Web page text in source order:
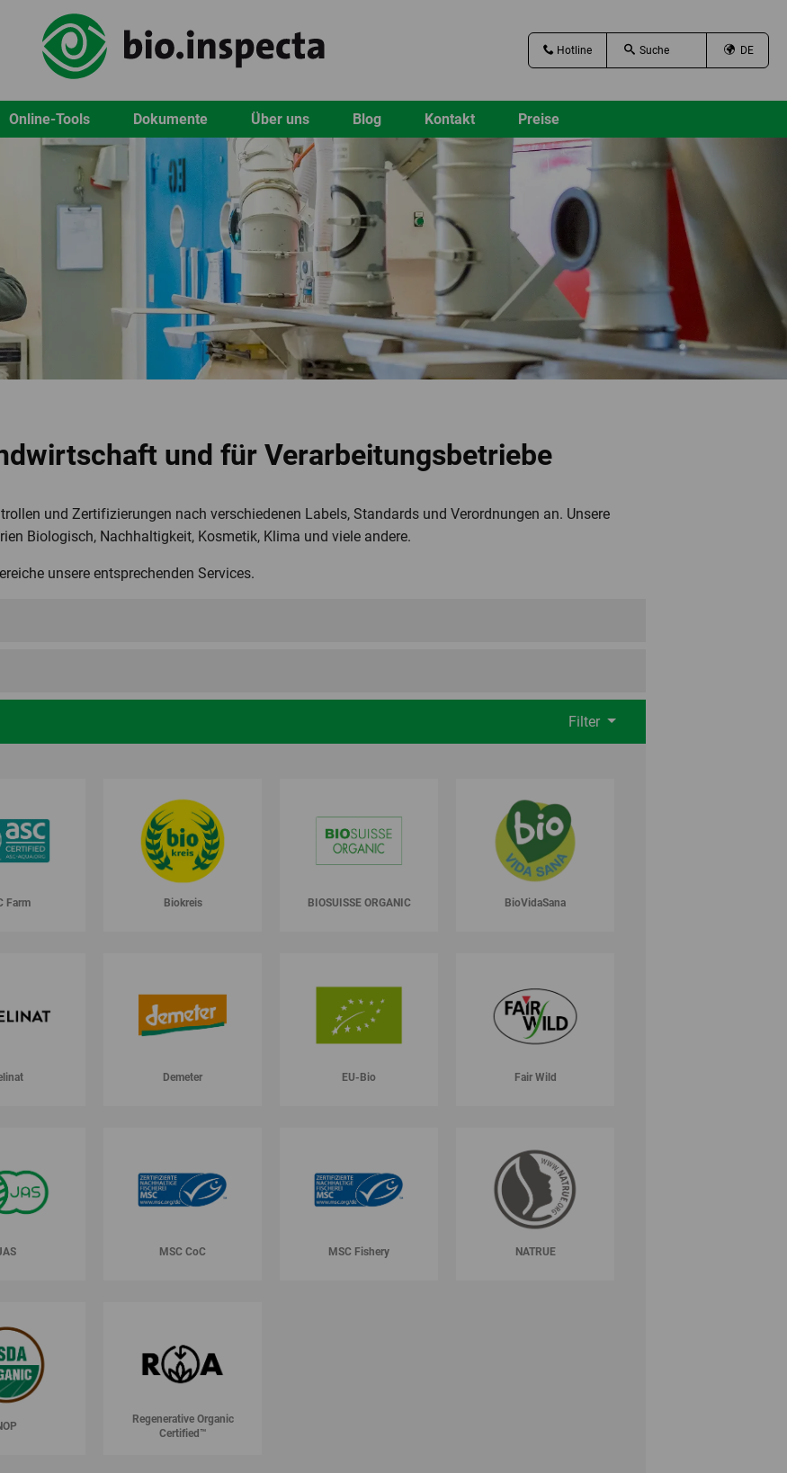
Hotline DE
Online-Tools Dokumente Über uns Blog Kontakt Preise
und für Verarbeitungsbetriebe
und Zertifizierungen nach verschiedenen Labels, Standards und Verordnungen an. Unsere
Biologisch, Nachhaltigkeit, Kosmetik, Klima und viele andere.
unsere entsprechenden Services.
Filter
Farm Biokreis BIOSUISSE ORGANIC BioVidaSana
Demeter EU-Bio Fair Wild
MSC CoC MSC Fishery NATRUE
Regenerative Organic
Certified™